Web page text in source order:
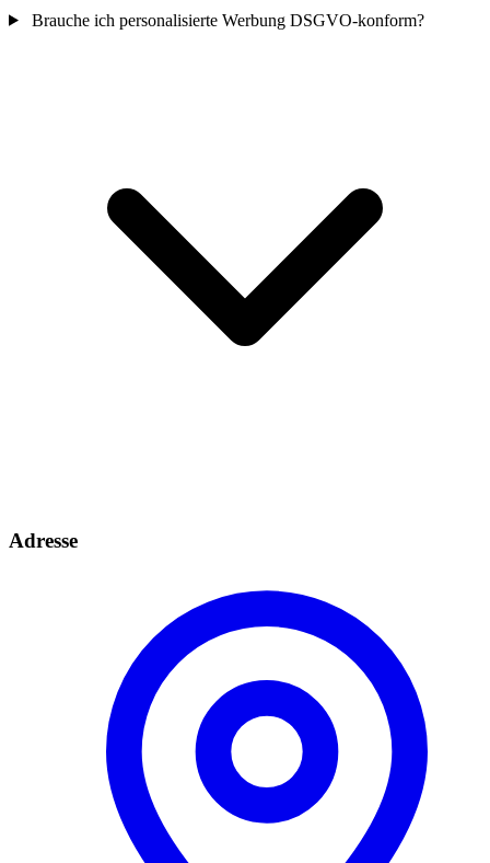
Brauche ich personalisierte Werbung DSGVO-konform?
Adresse